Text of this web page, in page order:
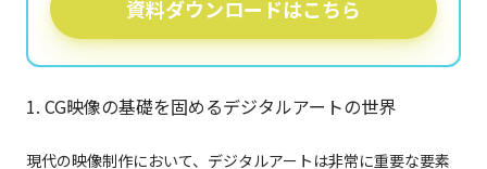
資料ダウンロードはこちら
1. CG映像の基礎を固めるデジタルアートの世界
現代の映像制作において、デジタルアートは非常に重要な要素